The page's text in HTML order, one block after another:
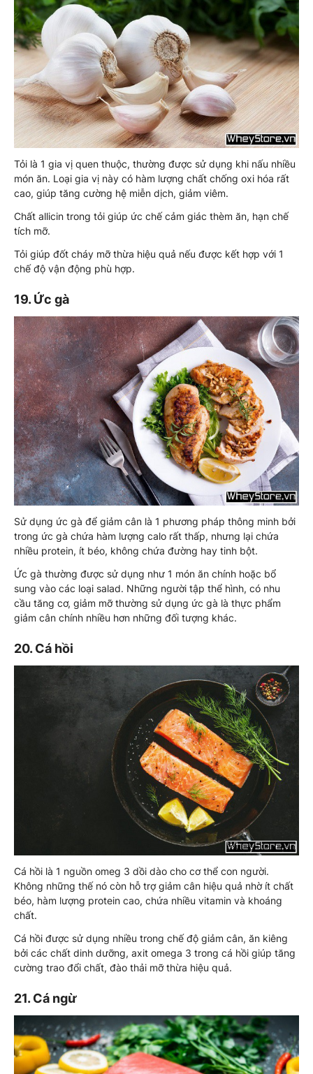
Tỏi là 1 gia vị quen thuộc, thường được sử dụng khi nấu nhiều
món ăn. Loại gia vị này có hàm lượng chất chống oxi hóa rất
cao, giúp tăng cường hệ miễn dịch, giảm viêm.
Chất allicin trong tỏi giúp ức chế cảm giác thèm ăn, hạn chế
tích mỡ.
Tỏi giúp đốt cháy mỡ thừa hiệu quả nếu được kết hợp với 1
chế độ vận động phù hợp.
19. Ức gà
Sử dụng ức gà để giảm cân là 1 phương pháp thông minh bởi
trong ức gà chứa hàm lượng calo rất thấp, nhưng lại chứa
nhiều protein, ít béo, không chứa đường hay tinh bột.
Ức gà thường được sử dụng như 1 món ăn chính hoặc bổ
sung vào các loại salad. Những người tập thể hình, có nhu
cầu tăng cơ, giảm mỡ thường sử dụng ức gà là thực phẩm
giảm cân chính nhiều hơn những đối tượng khác.
20. Cá hồi
Cá hồi là 1 nguồn omeg 3 dồi dào cho cơ thể con người.
Không những thế nó còn hỗ trợ giảm cân hiệu quả nhờ ít chất
béo, hàm lượng protein cao, chứa nhiều vitamin và khoáng
chất.
Cá hồi được sử dụng nhiều trong chế độ giảm cân, ăn kiêng
bởi các chất dinh dưỡng, axit omega 3 trong cá hồi giúp tăng
cường trao đổi chất, đào thải mỡ thừa hiệu quả.
21. Cá ngừ